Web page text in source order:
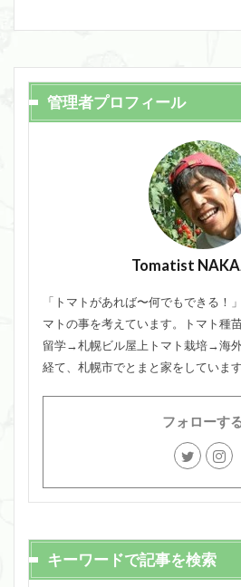
管理者プロフィール
Tomatist
「トマトがあれば〜何でもできる！
マトの事を考えています。トマト種
留学→札幌ビル屋上トマト栽培→海
経て、札幌市でとまと家をしていま
フォローす
キーワードで記事を検索